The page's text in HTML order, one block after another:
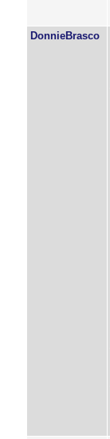
DonnieBrasco